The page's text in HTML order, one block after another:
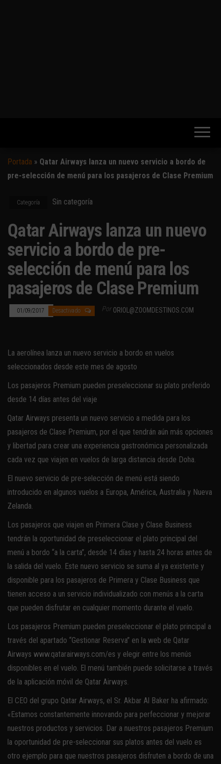
Portada » Qatar Airways lanza un nuevo servicio a bordo de
pre-selección de menú para los pasajeros de Clase Premium
Categoría Sin categoría
Qatar Airways lanza un nuevo
servicio a bordo de pre-
selección de menú para los
pasajeros de Clase Premium
01/09/2017 Desactivado Por ORIOL@ZOOMDESTINOS.COM
La aerolínea lanza un nuevo servicio a bordo en vuelos
seleccionados desde este mes de agosto
Los pasajeros Premium pueden preseleccionar su plato preferido
desde 14 días antes del viaje
Qatar Airways presenta un nuevo servicio a medida para los
pasajeros de Clase Premium, por el que tendrán aún más opciones
y libertad para crear una experiencia gastronómica personalizada
cada vez que viajen en vuelos de larga distancia desde Doha.
El nuevo servicio de pre-selección de menú está siendo
introducido en algunos vuelos a Europa, América, Australia y Nueva
Zelanda.
Los pasajeros que viajen en Primera Clase y Clase Business
tendrán la oportunidad de preseleccionar el plato principal del
menú a bordo “a la carta”, desde 14 días y hasta 24 horas antes de
la salida del vuelo. Este nuevo servicio se suma al ya existente y
disponible para los pasajeros de Primera y Clase Business que
tienen acceso a un servicio individualizado con menús a la carta
que pueden disfrutar en cualquier momento durante el vuelo.
Los pasajeros Premium pueden preseleccionar el plato principal a
través del apartado “Gestionar Reserva” en la web de Qatar
Airways www.qatarairways.com/es y elegir entre los menús
disponibles en el vuelo. El menú también puede solicitarse a través
de la aplicación móvil de Qatar Airways.
El CEO del grupo Qatar Airways, el Sr. Akbar Al Baker ha afirmado:
«Estamos constantemente innovando para perfeccionar y mejorar
nuestros productos y servicios. Dar a nuestros pasajeros Premium
la oportunidad de pre-seleccionar sus platos antes del vuelo es
otro ejemplo para que nuestros pasajeros disfruten a bordo de una